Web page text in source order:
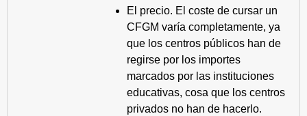
El precio. El coste de cursar un
CFGM varía completamente, ya
que los centros públicos han de
regirse por los importes
marcados por las instituciones
educativas, cosa que los centros
privados no han de hacerlo.